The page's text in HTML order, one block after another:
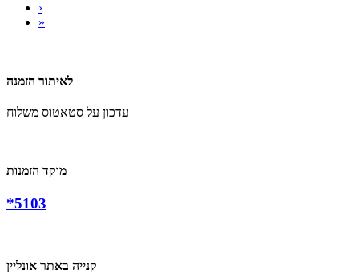
›
»
לאיתור הזמנה
עדכון על סטאטוס משלוח
מוקד הזמנות
*5103
קנייה באתר אונליין